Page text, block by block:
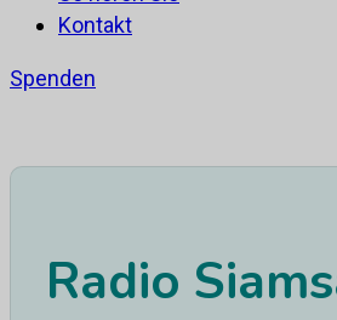
Kontakt
Spenden
Radio